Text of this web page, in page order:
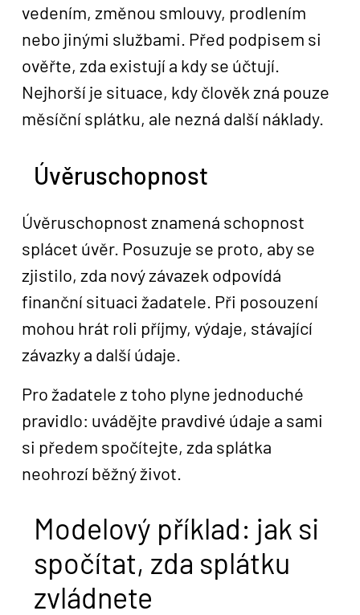
vedením, změnou smlouvy, prodlením
nebo jinými službami. Před podpisem si
ověřte, zda existují a kdy se účtují.
Nejhorší je situace, kdy člověk zná pouze
měsíční splátku, ale nezná další náklady.
Úvěruschopnost
Úvěruschopnost znamená schopnost
splácet úvěr. Posuzuje se proto, aby se
zjistilo, zda nový závazek odpovídá
finanční situaci žadatele. Při posouzení
mohou hrát roli příjmy, výdaje, stávající
závazky a další údaje.
Pro žadatele z toho plyne jednoduché
pravidlo: uvádějte pravdivé údaje a sami
si předem spočítejte, zda splátka
neohrozí běžný život.
Modelový příklad: jak si
spočítat, zda splátku
zvládnete